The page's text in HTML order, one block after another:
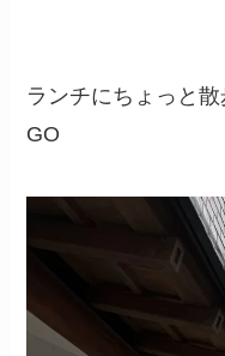
ランチにちょっと
GO